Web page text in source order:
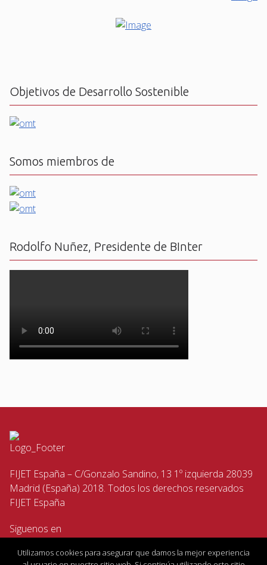
Objetivos de Desarrollo Sostenible
Somos miembros de
Rodolfo Nuñez, Presidente de BInter
FIJET España – C/Gonzalo Sandino, 13 1º izquierda 28039
Madrid (España) 2018. Todos los derechos reservados
FIJET España
Siguenos en
Utilizamos cookies para asegurar que damos la mejor experiencia